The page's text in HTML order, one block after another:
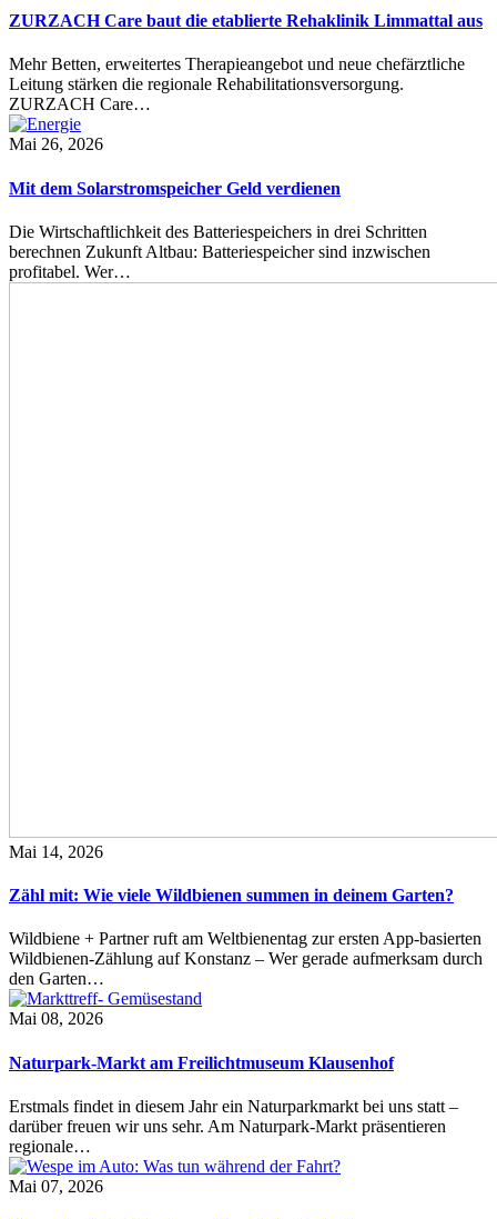
ZURZACH Care baut die etablierte Rehaklinik Limmattal aus
Mehr Betten, erweitertes Therapieangebot und neue chefärztliche
Leitung stärken die regionale Rehabilitationsversorgung.
ZURZACH Care…
Mai 26, 2026
Mit dem Solarstromspeicher Geld verdienen
Die Wirtschaftlichkeit des Batteriespeichers in drei Schritten
berechnen Zukunft Altbau: Batteriespeicher sind inzwischen
profitabel. Wer…
Mai 14, 2026
Zähl mit: Wie viele Wildbienen summen in deinem Garten?
Wildbiene + Partner ruft am Weltbienentag zur ersten App-basierten
Wildbienen-Zählung auf Konstanz – Wer gerade aufmerksam durch
den Garten…
Mai 08, 2026
Naturpark-Markt am Freilichtmuseum Klausenhof
Erstmals findet in diesem Jahr ein Naturparkmarkt bei uns statt –
darüber freuen wir uns sehr. Am Naturpark-Markt präsentieren
regionale…
Mai 07, 2026